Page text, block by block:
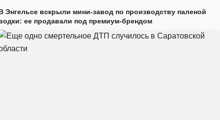
Энгельсе вскрыли мини-завод по производству паленой
ее продавали под премиум-брендом